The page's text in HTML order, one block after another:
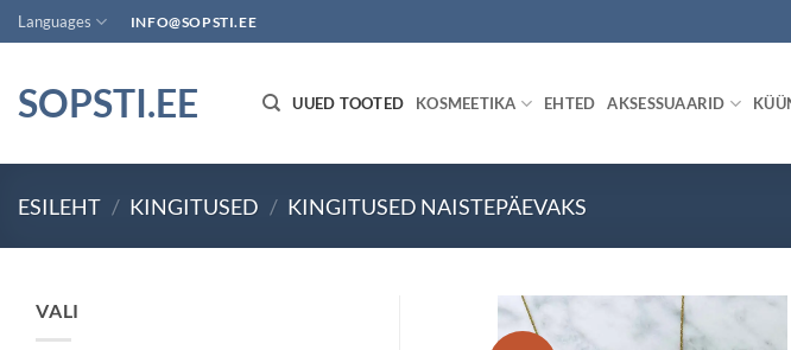
Skip
to
Languages INFO@SOPSTI.EE
SOPSTI.EE UUED TOOTED KOSMEETIKA EHTED AKSESSUAARID
ESILEHT / KINGITUSED / KINGITUSED NAISTEPÄEVAKS
VALI